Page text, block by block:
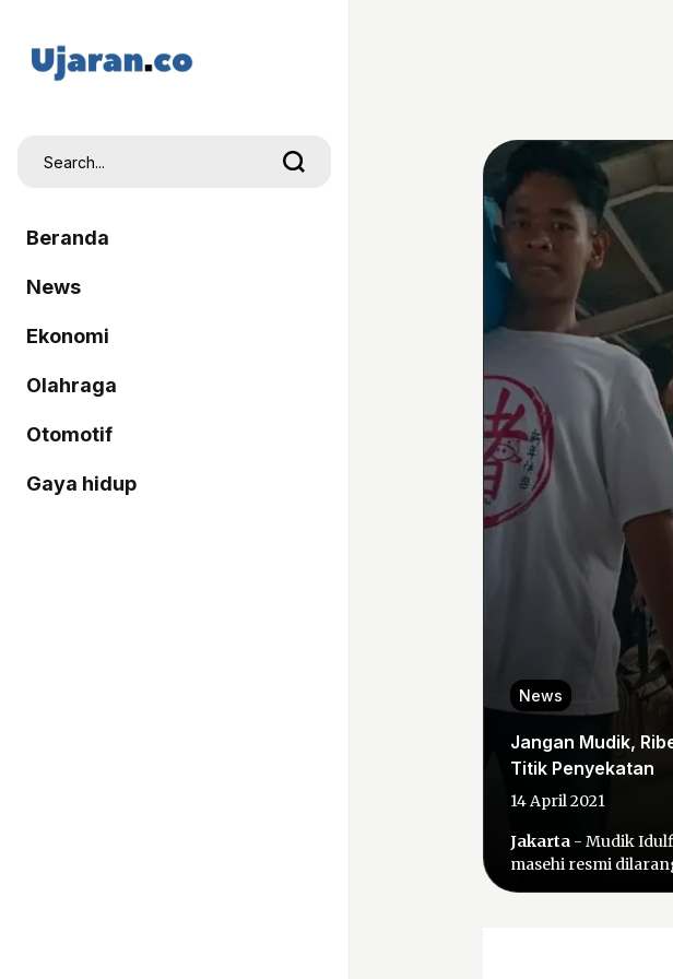
Beranda
News
Ekonomi
Olahraga
Otomotif
Gaya hidup
News
Jangan Mudik,
Titik Penyekatan
14 April 2021
Jakarta - Mudik
masehi resmi